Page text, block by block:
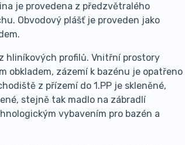
je provedena z předzvětralého
Obvodový plášť je proveden jako
hliníkových profilů. Vnitřní prostory
obkladem, zázemí k bazénu je opatřeno
z přízemí do 1.PP je skleněné,
stejně tak madlo na zábradlí
vybavením pro bazén a